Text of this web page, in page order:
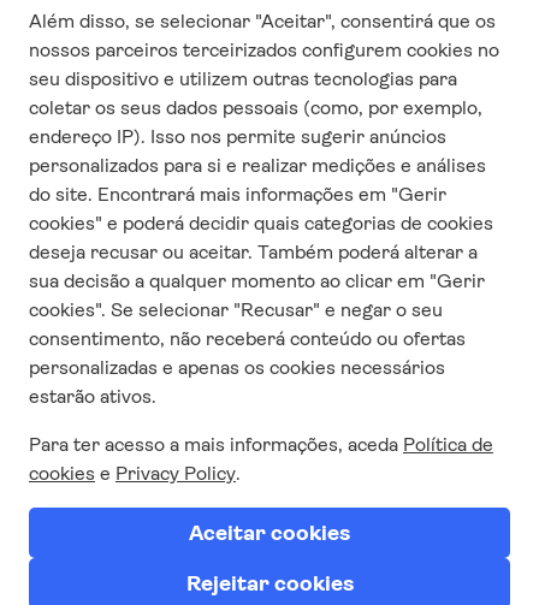
CONTACTO
Quem somos
Contacta-nos
Responsabilidade Social Corporativa
Condições e termos de uso
Trabalha conosco
SIGUE-NOS NAS REDES
SOCIAIS
SUBSCREVA AQUI A